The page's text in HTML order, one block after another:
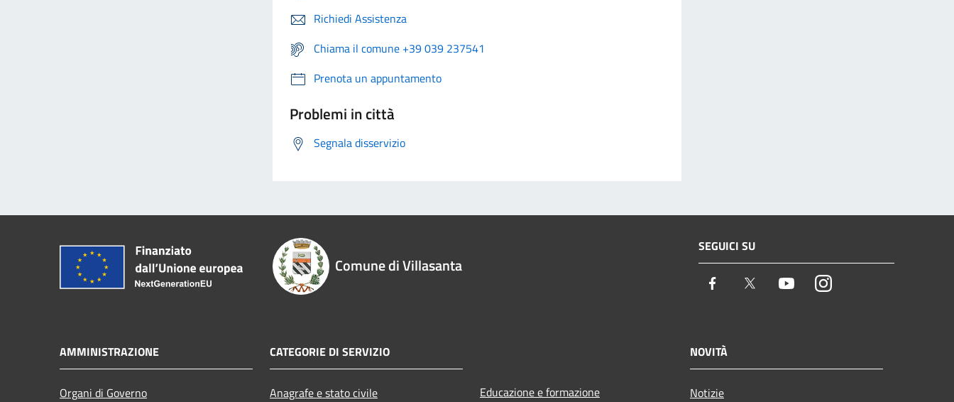
Richiedi Assistenza
Chiama il comune +39 039 237541
Prenota un appuntamento
Problemi in città
Segnala disservizio
Comune di Villasanta
SEGUICI SU
Facebook Twitter YoutubeInstagram
AMMINISTRAZIONE
Organi di Governo
CATEGORIE DI SERVIZIO
Anagrafe e stato civile
Educazione e formazione
NOVITÀ
Notizie